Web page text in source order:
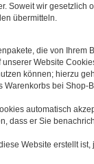
Soweit wir gesetzlich
übermitteln.
die von Ihrem
Website
können; hierzu
bei
automatisch
dass er Sie
Website erstellt